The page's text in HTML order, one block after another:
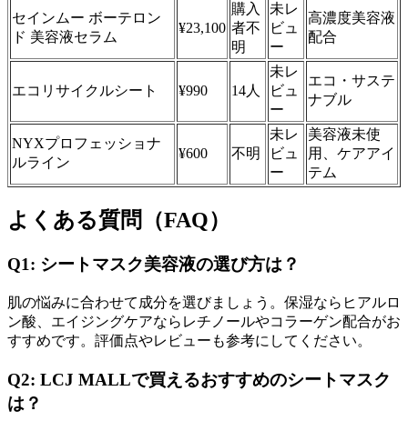
セインムー ボーテロン
ド 美容液セラム
¥23,100
購入
者不
明
未レ
ビュ
ー
高濃度美容液
配合
エコリサイクルシート ¥990 14人
未レ
ビュ
ー
エコ・サステ
ナブル
NYXプロフェッショナ
ルライン
¥600 不明
未レ
ビュ
ー
美容液未使
用、ケアアイ
テム
よくある質問（FAQ）
Q1: シートマスク美容液の選び方は？
肌の悩みに合わせて成分を選びましょう。保湿ならヒアルロ
ン酸、エイジングケアならレチノールやコラーゲン配合がお
すすめです。評価点やレビューも参考にしてください。
Q2: LCJ MALLで買えるおすすめのシートマスク
は？